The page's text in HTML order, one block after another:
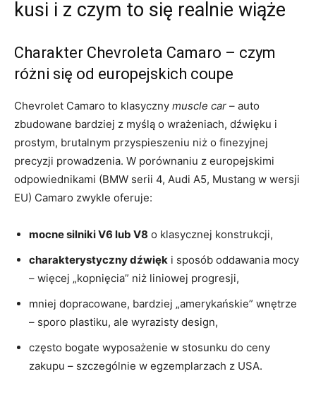
kusi i z czym to się realnie wiąże
Charakter Chevroleta Camaro – czym
różni się od europejskich coupe
Chevrolet Camaro to klasyczny muscle car – auto
zbudowane bardziej z myślą o wrażeniach, dźwięku i
prostym, brutalnym przyspieszeniu niż o finezyjnej
precyzji prowadzenia. W porównaniu z europejskimi
odpowiednikami (BMW serii 4, Audi A5, Mustang w wersji
EU) Camaro zwykle oferuje:
mocne silniki V6 lub V8 o klasycznej konstrukcji,
charakterystyczny dźwięk i sposób oddawania mocy
– więcej „kopnięcia” niż liniowej progresji,
mniej dopracowane, bardziej „amerykańskie” wnętrze
– sporo plastiku, ale wyrazisty design,
często bogate wyposażenie w stosunku do ceny
zakupu – szczególnie w egzemplarzach z USA.